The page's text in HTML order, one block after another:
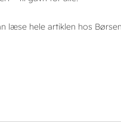
læse hele artiklen hos